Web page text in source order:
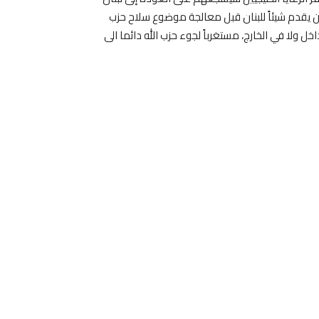
خجولاً ولن يقدم شيئاً للبنان قبل معالجة موضوع سلاح حزب
ولا في الخارج، مستغرباً لجوء حزب الله دائما الى